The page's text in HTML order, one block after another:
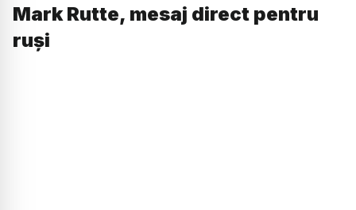
Mark Rutte, mesaj direct pentru
ruși